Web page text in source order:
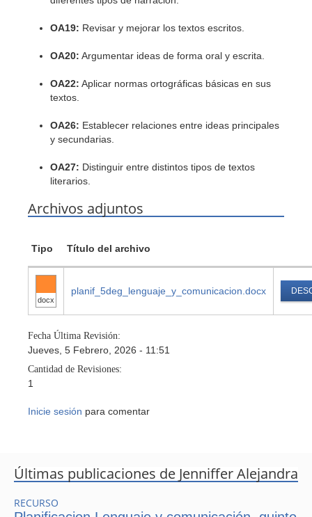
OA19: Revisar y mejorar los textos escritos.
OA20: Argumentar ideas de forma oral y escrita.
OA22: Aplicar normas ortográficas básicas en sus
textos.
OA26: Establecer relaciones entre ideas principales
y secundarias.
OA27: Distinguir entre distintos tipos de textos
literarios.
Archivos adjuntos
Tipo Título del archivo
docx
planif_5deg_lenguaje_y_comunicacion.docx
Fecha Última Revisión:
Jueves, 5 Febrero, 2026 - 11:51
Cantidad de Revisiones:
1
Inicie sesión para comentar
Últimas publicaciones de Jenniffer Alejandra
RECURSO